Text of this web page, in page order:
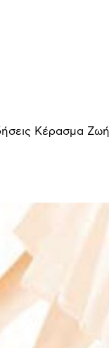
Κέρασμα